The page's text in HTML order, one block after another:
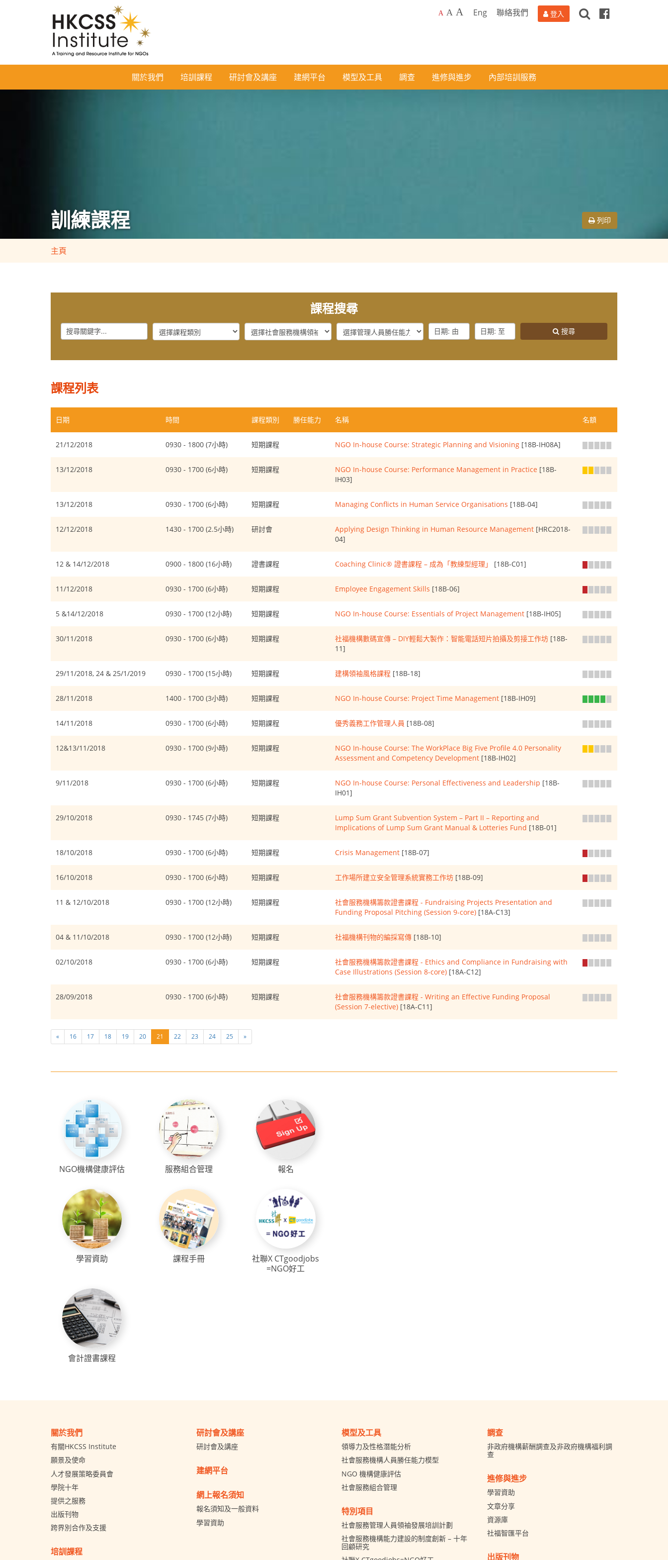
Institute
A A A Eng 聯絡我們 登入
搜 Facebook
關於我們 培訓課程 研討會及講座 建網平台 模型及工具 調查 進修與進步 內部培訓服務
訓練課程 列印
主頁
課程搜尋
Keyword
Course
Category
社
會
務
勝
力
型
管
理
員
Date
:
Date
:
搜尋
課程列表
日期 時間 課程類別 勝任能力 名稱 名額
21/12/2018 0930 - 1800 (7小時) 短期課程 NGO In-house Course: Strategic Planning and Visioning [18B-IH08A]
13/12/2018 0930 - 1700 (6小時) 短期課程 NGO In-house Course: Performance Management in Practice [18B-
IH03]
13/12/2018 0930 - 1700 (6小時) 短期課程 Managing Conflicts in Human Service Organisations [18B-04]
12/12/2018 1430 - 1700 (2.5小時) 研討會 Applying Design Thinking in Human Resource Management [HRC2018-
04]
12 & 14/12/2018 0900 - 1800 (16小時) 證書課程 Coaching Clinic® 證書課程 – 成為「教練型經理」 [18B-C01]
11/12/2018 0930 - 1700 (6小時) 短期課程 Employee Engagement Skills [18B-06]
5 &14/12/2018 0930 - 1700 (12小時) 短期課程 NGO In-house Course: Essentials of Project Management [18B-IH05]
30/11/2018 0930 - 1700 (6小時) 短期課程 社福機構數碼宣傳 – DIY輕鬆大製作：智能電話短片拍攝及剪接工作坊 [18B-
11]
29/11/2018, 24 & 25/1/2019 0930 - 1700 (15小時) 短期課程 建構領袖風格課程 [18B-18]
28/11/2018 1400 - 1700 (3小時) 短期課程 NGO In-house Course: Project Time Management [18B-IH09]
14/11/2018 0930 - 1700 (6小時) 短期課程 優秀義務工作管理人員 [18B-08]
12&13/11/2018 0930 - 1700 (9小時) 短期課程
NGO In-house Course: The WorkPlace Big Five Profile 4.0 Personality
Assessment and Competency Development [18B-IH02]
9/11/2018 0930 - 1700 (6小時) 短期課程 NGO In-house Course: Personal Effectiveness and Leadership [18B-
IH01]
29/10/2018 0930 - 1745 (7小時) 短期課程
Lump Sum Grant Subvention System – Part II – Reporting and
Implications of Lump Sum Grant Manual & Lotteries Fund [18B-01]
18/10/2018 0930 - 1700 (6小時) 短期課程 Crisis Management [18B-07]
16/10/2018 0930 - 1700 (6小時) 短期課程 工作場所建立安全管理系統實務工作坊 [18B-09]
11 & 12/10/2018 0930 - 1700 (12小時) 短期課程
社會服務機構籌款證書課程 - Fundraising Projects Presentation and
Funding Proposal Pitching (Session 9-core) [18A-C13]
04 & 11/10/2018 0930 - 1700 (12小時) 短期課程 社福機構刊物的編採寫傳 [18B-10]
02/10/2018 0930 - 1700 (6小時) 短期課程
社會服務機構籌款證書課程 - Ethics and Compliance in Fundraising with
Case Illustrations (Session 8-core) [18A-C12]
28/09/2018 0930 - 1700 (6小時) 短期課程
社會服務機構籌款證書課程 - Writing an Effective Funding Proposal
(Session 7-elective) [18A-C11]
« 16 17 18 19 20 21 22 23 24 25 »
NGO機構健康評估 服務組合管理 報名
學習資助 課程手冊
社聯X CTgoodjobs
=NGO好工
會計證書課程
關於我們
有關HKCSS Institute
願景及使命
人才發展策略委員會
學院十年
提供之服務
出版刊物
跨界別合作及支援
培訓課程
研討會及講座
研討會及講座
建網平台
網上報名須知
報名須知及一般資料
學習資助
模型及工具
領導力及性格潛能分析
社會服務機構人員勝任能力模型
NGO 機構健康評估
社會服務組合管理
特別項目
社會服務管理人員領袖發展培訓計劃
社會服務機構能力建設的制度創新 – 十年
回顧研究
調查
非政府機構薪酬調查及非政府機構福利調
查
進修與進步
學習資助
文章分享
資源庫
社福智匯平台
出版刊物